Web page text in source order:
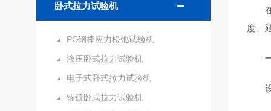
卧式拉力试验机
PC钢棒应力松弛试验机
液压卧式拉力试验机
电子式卧式拉力试验机
锚链卧式拉力试验机
度、